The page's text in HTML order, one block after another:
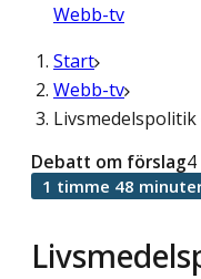
Webb-tv
Start
Webb-tv
Debatt om förslag
1 timme 48